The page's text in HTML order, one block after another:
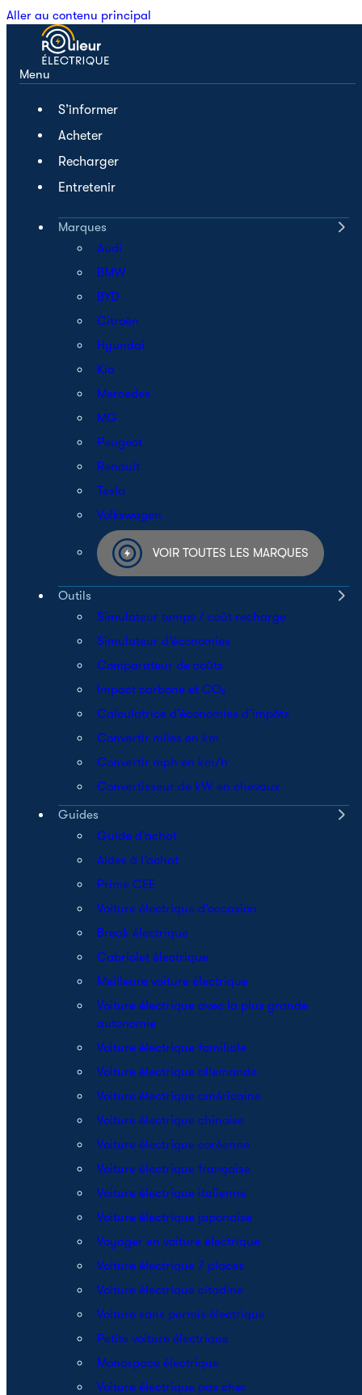
Aller au contenu principal
Menu
S’informer
Acheter
Recharger
Entretenir
Marques
Audi
BMW
BYD
Citroën
Hyundai
Kia
Mercedes
MG
Peugeot
Renault
Tesla
Volkswagen
VOIR TOUTES LES MARQUES
Outils
Simulateur temps / coût recharge
Simulateur d’économies
Comparateur de coûts
Impact carbone et CO₂
Calculatrice d’économies d’impôts
Convertir miles en km
Convertir mph en km/h
Convertisseur de kW en chevaux
Guides
Guide d’achat
Aides à l’achat
Prime CEE
Voiture électrique d’occasion
Break électrique
Cabriolet électrique
Meilleure voiture électrique
Voiture électrique avec la plus grande
autonomie
Voiture électrique familiale
Voiture électrique allemande
Voiture électrique américaine
Voiture électrique chinoise
Voiture électrique coréenne
Voiture électrique française
Voiture électrique italienne
Voiture électrique japonaise
Voyager en voiture électrique
Voiture électrique 7 places
Voiture électrique citadine
Voiture sans permis électrique
Petite voiture électrique
Monospace électrique
Voiture électrique pas cher